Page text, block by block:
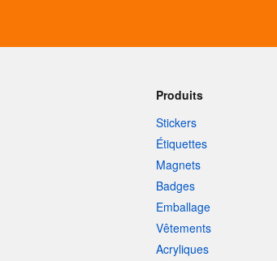
Produits
Stickers
Étiquettes
Magnets
Badges
Emballage
Vêtements
Acryliques